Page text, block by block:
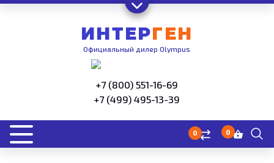
ИНТЕРГЕН
Официальный дилер Olympus
+7 (800) 551-16-69
+7 (499) 495-13-39
0 0